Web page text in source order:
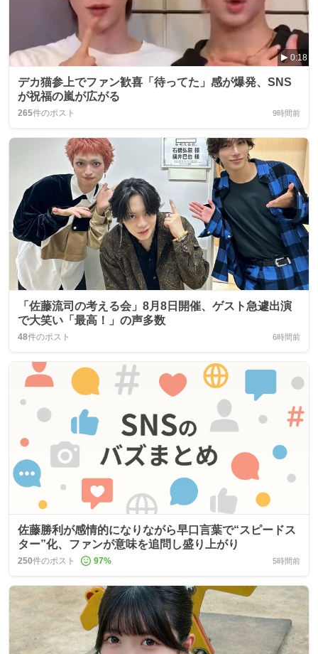
0:18
デカ猫参上でファン歓喜「待ってた」感が爆発、SNS
が祝福の嵐が広がる
265件のポスト 9時間前
「佐藤流司の考える会」8月8日開催、ゲスト急遽出演
で大笑い「最高！」の声多数
48件のポスト 6時間前
佐藤勝利が感情的になりながら早口言葉で“スピードス
ター”化、ファンが意味を追問し盛り上がり
250件のポスト 97% 5時間前